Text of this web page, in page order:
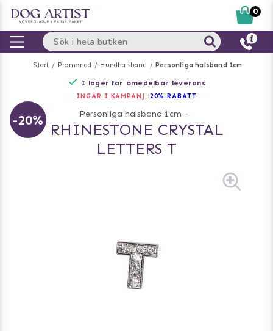
Start Promenad Hundhalsband Personliga halsband 1cm
I lager för omedelbar leverans
INGÅR I KAMPANJ : 20% RABATT
-20% Personliga halsband 1cm -
RHINESTONE CRYSTAL
LETTERS T
0